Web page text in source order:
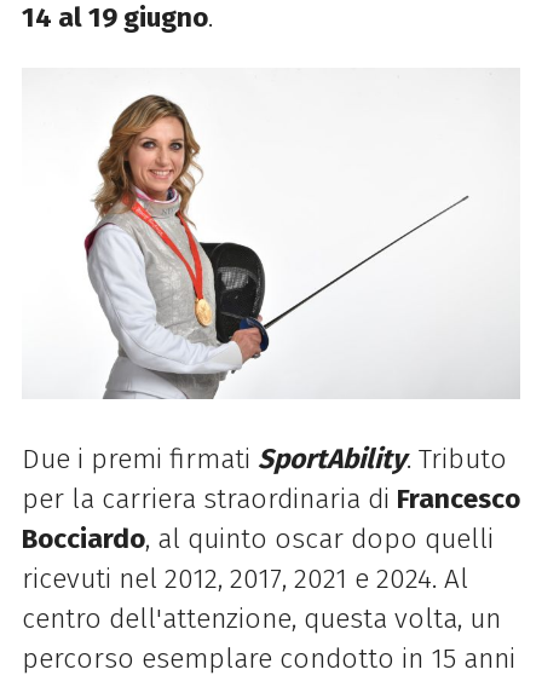
14 al 19 giugno.
Due i premi firmati SportAbility. Tributo
per la carriera straordinaria di Francesco
Bocciardo, al quinto oscar dopo quelli
ricevuti nel 2012, 2017, 2021 e 2024. Al
centro dell'attenzione, questa volta, un
percorso esemplare condotto in 15 anni